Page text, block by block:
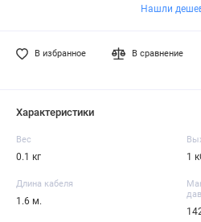
Нашли
В избранное В сравнение
Характеристики
Вес
0.1 кг 1
Длина кабеля
1.6 м.